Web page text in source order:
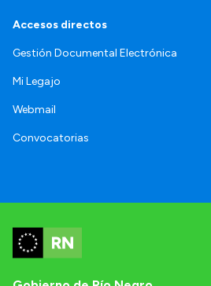
Accesos directos
Gestión Documental Electrónica
Mi Legajo
Webmail
Convocatorias